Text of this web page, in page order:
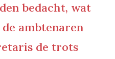
bedacht, wat
ambtenaren
de trots